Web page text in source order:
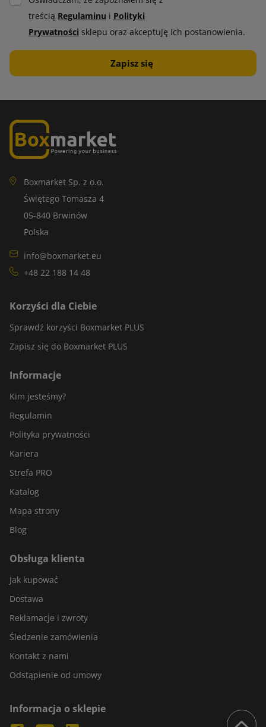
treścią Regulaminu i Polityki
Prywatności sklepu oraz akceptuję ich postanowienia.
Boxmarket Sp. z o.o.
Świętego Tomasza 4
05-840 Brwinów
Polska
info@boxmarket.eu
+48 22 188 14 48
Korzyści dla Ciebie
Sprawdź korzyści Boxmarket PLUS
Zapisz się do Boxmarket PLUS
Informacje
Kim jesteśmy?
Regulamin
Polityka prywatności
Kariera
Strefa PRO
Katalog
Mapa strony
Blog
Obsługa klienta
Jak kupować
Dostawa
Reklamacje i zwroty
Śledzenie zamówienia
Kontakt z nami
Odstąpienie od umowy
Informacja o sklepie